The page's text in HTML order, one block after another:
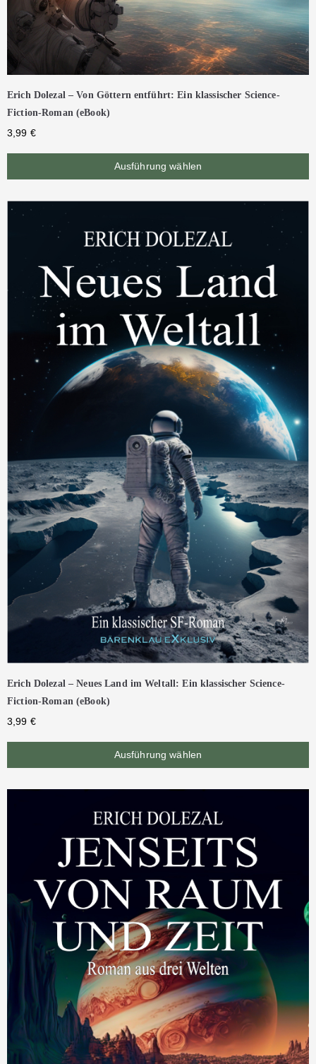
Erich Dolezal – Von Göttern entführt: Ein klassischer Science-
Fiction-Roman (eBook)
3,99 €
Ausführung wählen
Erich Dolezal – Neues Land im Weltall: Ein klassischer Science-
Fiction-Roman (eBook)
3,99 €
Ausführung wählen